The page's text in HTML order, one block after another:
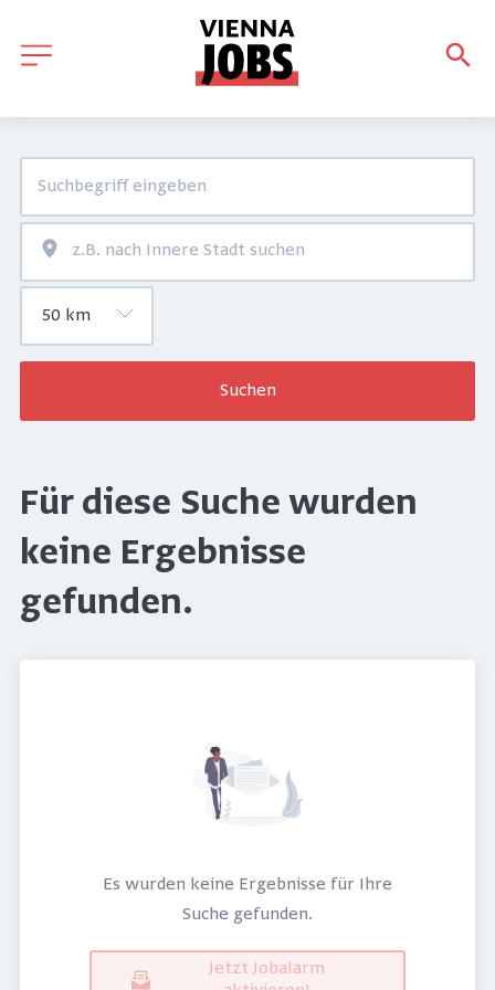
Suchen
Für diese Suche wurden
keine Ergebnisse
gefunden.
Es wurden keine Ergebnisse für Ihre
Suche gefunden.
Jetzt Jobalarm